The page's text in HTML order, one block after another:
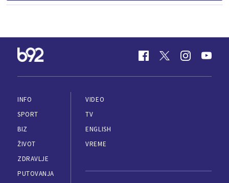
INFO
SPORT
BIZ
ŽIVOT
ZDRAVLJE
PUTOVANJA
VIDEO
TV
ENGLISH
VREME